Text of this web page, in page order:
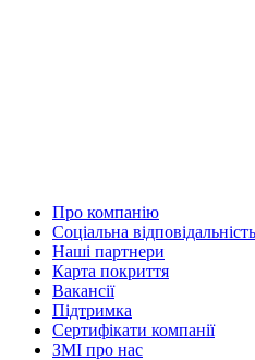
Про компанію
Соціальна відповідальність
Наші партнери
Карта покриття
Вакансії
Підтримка
Сертифікати компанії
ЗМІ про нас